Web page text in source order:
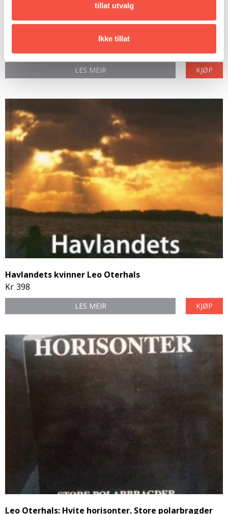
tillat utvalg
Ikke tillat
Thor B. Arlov: Svalbards historie
Kr 420
LES MEIR KJØP
Havlandets kvinner Leo Oterhals
Kr 398
LES MEIR KJØP
Leo Oterhals: Hvite horisonter. Store polarbragder